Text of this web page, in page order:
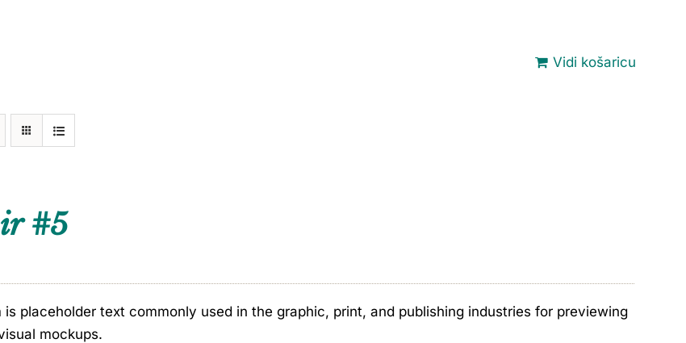
Vidi košaricu
#5
is placeholder text commonly used in the graphic, print, and publishing industries for previewing
mockups.